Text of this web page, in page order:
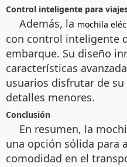
Control inteligente para
Además, la mochila
con control inteligente
embarque. Su diseño
características
usuarios disfrutar de
detalles menores.
Conclusión
En resumen, la
una opción sólida para
comodidad en el